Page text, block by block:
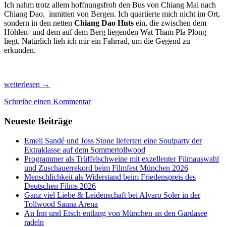
Ich nahm trotz allem hoffnungsfroh den Bus von Chiang Mai nach
Chiang Dao, inmitten von Bergen. Ich quartierte mich nicht im Ort,
sondern in den netten Chiang Dao Huts ein, die zwischen dem
Höhlen- und dem auf dem Berg liegenden Wat Tham Pla Plong
liegt. Natürlich lieh ich mir ein Fahrrad, um die Gegend zu
erkunden.
Vom
Dunst
Chiang
Bergen
zum
Temple
Paradies
Chiang
weiterlesen →
Schreibe einen Kommentar
Neueste Beiträge
Emeli Sandé und Joss Stone lieferten eine Soulparty der
Extraklasse auf dem Sommertollwood
Programmer als Trüffelschweine mit exzellenter Filmauswahl
und Zuschauerrekord beim Filmfest München 2026
Menschlichkeit als Widerstand beim Friedenspreis des
Deutschen Films 2026
Ganz viel Liebe & Leidenschaft bei Alvaro Soler in der
Tollwood Sauna Arena
An Inn und Etsch entlang von München an den Gardasee
radeln